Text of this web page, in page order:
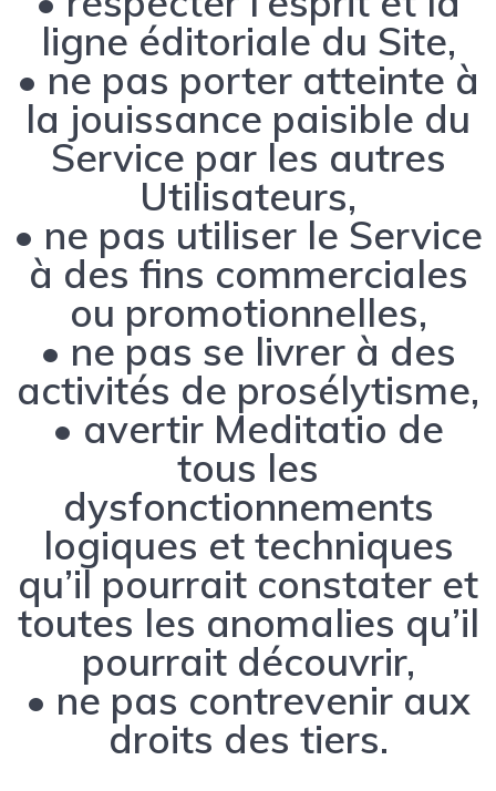
ligne éditoriale du Site,
• ne pas porter atteinte à
la jouissance paisible du
Service par les autres
Utilisateurs,
• ne pas utiliser le Service
à des fins commerciales
ou promotionnelles,
• ne pas se livrer à des
activités de prosélytisme,
• avertir Meditatio de
tous les
dysfonctionnements
logiques et techniques
qu’il pourrait constater et
toutes les anomalies qu’il
pourrait découvrir,
• ne pas contrevenir aux
droits des tiers.